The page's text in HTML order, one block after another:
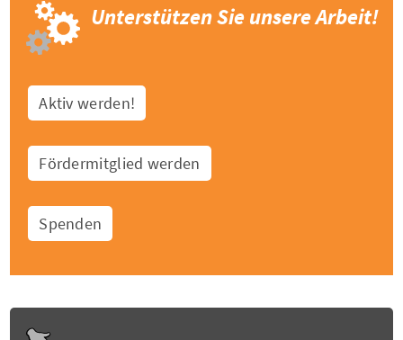
Unterstützen Sie unsere Arbeit!
Aktiv werden!
Fördermitglied werden
Spenden